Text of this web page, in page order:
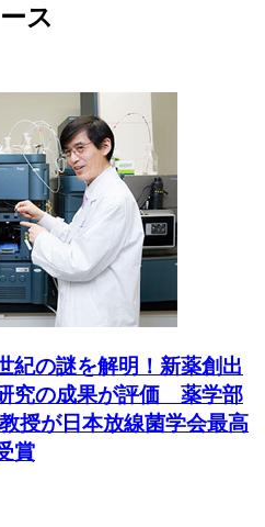
ス
紀の謎を解明！新薬創出
究の成果が評価 薬学部
授が日本放線菌学会最高
賞